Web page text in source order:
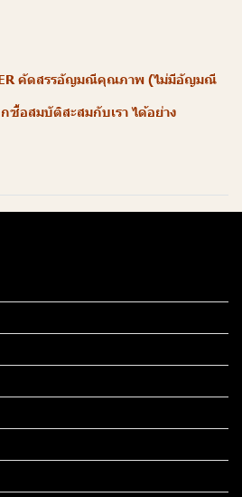
คัดสรรอัญมณีคุณภาพ (ไม่มีอัญมณี
ซื้อสมบัติสะสมกับเรา ได้อย่าง